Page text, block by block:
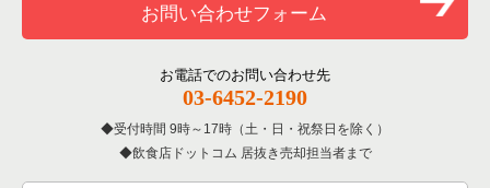
洋食の居抜き売却物件の案件一覧
その他の居抜き売却物件の案件一覧
北区の飲食店の居抜き売却物件の案件一覧
江戸川区の飲食店の居抜き売却物件の案件一覧
墨田区の飲食店の居抜き売却物件の案件一覧
東京23区の居酒屋・ダイニングバーの居抜き売却物件の案件一
東京23区の専門料理の居抜き売却物件の案件一覧
東京23区の和食の居抜き売却物件の案件一覧
杉並区の専門料理の居抜き売却物件の案件一覧
杉並区の和食の居抜き売却物件の案件一覧
杉並区の洋食の居抜き売却物件の案件一覧
杉並区のその他の居抜き売却物件の案件一覧
お問い合わせフォーム
お電話でのお問い合わせ先
03-6452-2190
受付時間 9時～17時（土・日・祝祭日を除く）
飲食店ドットコム 居抜き売却担当者まで